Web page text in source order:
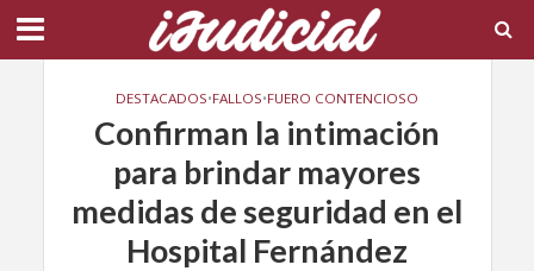
DESTACADOS•FALLOS•FUERO CONTENCIOSO
Confirman la intimación
para brindar mayores
medidas de seguridad en el
Hospital Fernández